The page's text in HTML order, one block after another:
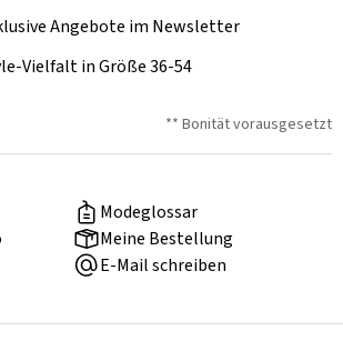
Angebote im Newsletter
Vielfalt in Größe 36-54
** Bonität vorausgesetzt
Modeglossar
Meine Bestellung
E-Mail schreiben